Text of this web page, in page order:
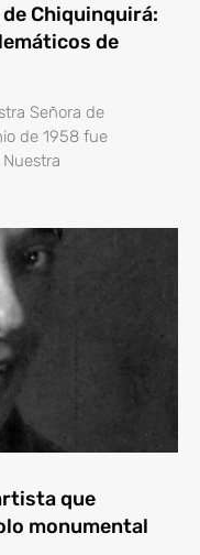
Chiquinquirá:
de
Señora de
de 1958 fue
que
monumental